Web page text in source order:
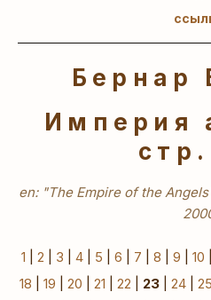
Бернар
Империя
en: "The Empire of the
1 2 3 4 5 6 7 8 9 10
18
19 20 21 22 23| 24| 25